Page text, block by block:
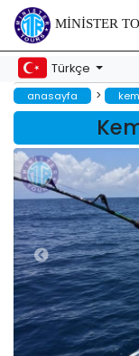
MINISTER
Türkçe
anasayfa >